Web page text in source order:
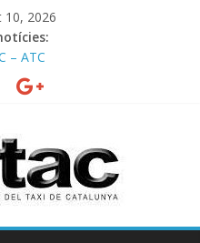
10, 2026
– ATC
con los Mossos d
en COOLTURA FM.
PARA MEJORAR LA
DE BARCELONA.
en COOLTURA FM.